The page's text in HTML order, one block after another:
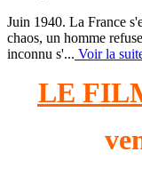
Juin 1940. La France
chaos, un homme
inconnu s'... Voir la
LE